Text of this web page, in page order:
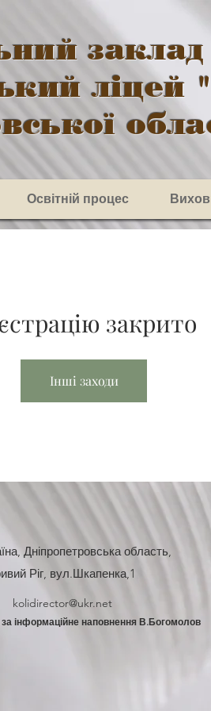
заклад
Освітній процес
закрито
Інші заходи
Дніпропетровська область,
Ріг, вул.Шкапенка,1
kolidirector@ukr.net
інформаційне наповнення В.Богомолов